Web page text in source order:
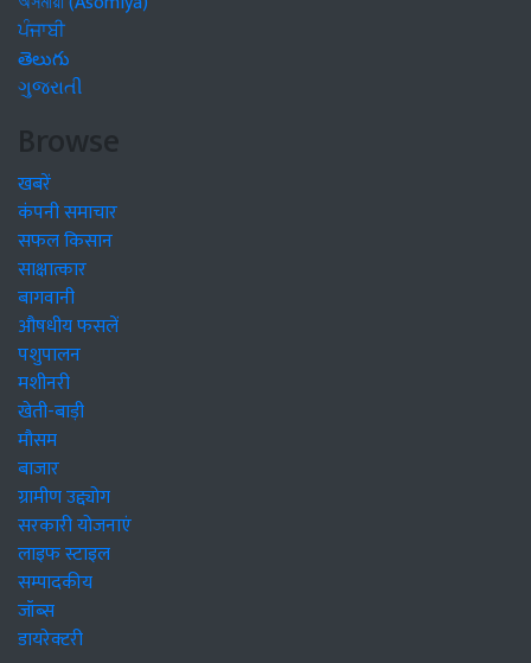
ਪੰਜਾਬੀ
తెలుగు
ગુજરાતી
Browse
खबरें
कंपनी समाचार
सफल किसान
साक्षात्कार
बागवानी
औषधीय फसलें
पशुपालन
मशीनरी
खेती-बाड़ी
मौसम
बाजार
ग्रामीण उद्द्योग
सरकारी योजनाएं
लाइफ स्टाइल
सम्पादकीय
जॉब्स
डायरेक्टरी